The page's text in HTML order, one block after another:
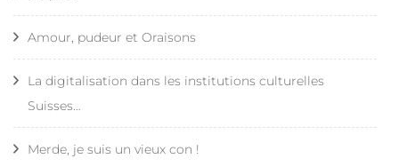
Amour, pudeur et Oraisons
La digitalisation dans les institutions culturelles
Suisses…
Merde, je suis un vieux con !